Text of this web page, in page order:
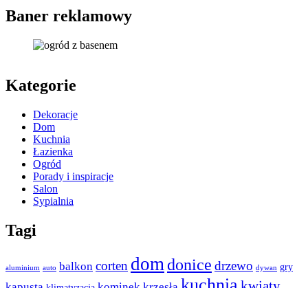
Baner reklamowy
Kategorie
Dekoracje
Dom
Kuchnia
Łazienka
Ogród
Porady i inspiracje
Salon
Sypialnia
Tagi
aluminium auto balkon corten dom donice drzewo dywan gry